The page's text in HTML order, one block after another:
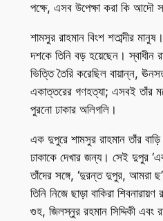
পক্ষে, এসব উপেক্ষা করা কি আদৌ
শামসুর রাহমান বিংশ শতাব্দীর
দশকে তিনি বড় হয়েছেন। স্বাধীন
ভিত্তি তৈরি করেছিল বায়ান্ন,
একাত্তরের গণহত্যা; এসবই তাঁর
পুরনো ঢাকার অলিগলি।
এক দুপুরে শামসুর রাহমান তাঁর
ঢাকাকে দেখার জন্য। সেই দুপুর
তাঁদের সঙ্গে, ‘দুরন্ত দুপুর, আমরা
তিনি নিজে ছাড়া বাকিরা
গুহ, জিলস্নুর রহমান সিদ্দিকী